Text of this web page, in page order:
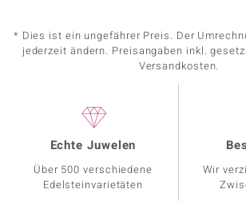
* Dies ist ein ungefährer Preis. Der
jederzeit ändern. Preisangaben inkl.
Versandkosten.
Echte Juwelen
Über 500 verschiedene
Edelsteinvarietäten
Wir